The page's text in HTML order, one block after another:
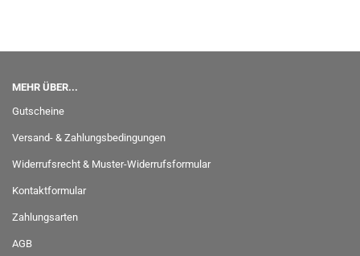
MEHR ÜBER...
Gutscheine
Versand- & Zahlungsbedingungen
Widerrufsrecht & Muster-Widerrufsformular
Kontaktformular
Zahlungsarten
AGB